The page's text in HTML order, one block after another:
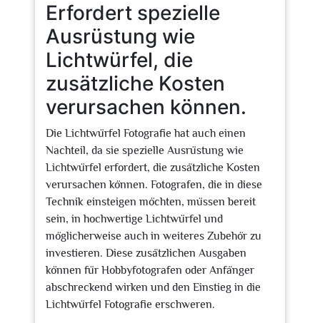
Erfordert spezielle
Ausrüstung wie
Lichtwürfel, die
zusätzliche Kosten
verursachen können.
Die Lichtwürfel Fotografie hat auch einen
Nachteil, da sie spezielle Ausrüstung wie
Lichtwürfel erfordert, die zusätzliche Kosten
verursachen können. Fotografen, die in diese
Technik einsteigen möchten, müssen bereit
sein, in hochwertige Lichtwürfel und
möglicherweise auch in weiteres Zubehör zu
investieren. Diese zusätzlichen Ausgaben
können für Hobbyfotografen oder Anfänger
abschreckend wirken und den Einstieg in die
Lichtwürfel Fotografie erschweren.